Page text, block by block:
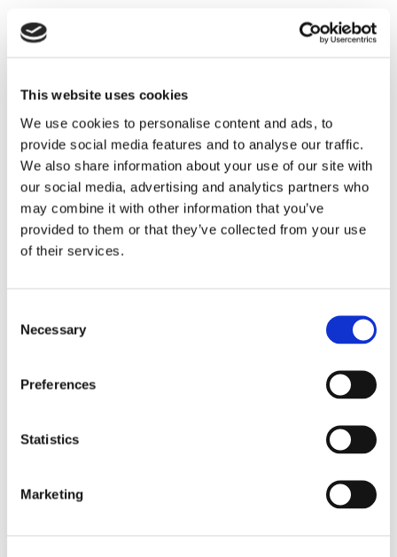
This website uses cookies
We use cookies to personalise content and ads, to
provide social media features and to analyse our traffic.
We also share information about your use of our site with
our social media, advertising and analytics partners who
may combine it with other information that you’ve
provided to them or that they’ve collected from your use
of their services.
Selection
Necessary
Preferences
Statistics
Marketing
Eckerö tyngs av höga
frakten fortsätter växa
Storaffären: Kongsberg